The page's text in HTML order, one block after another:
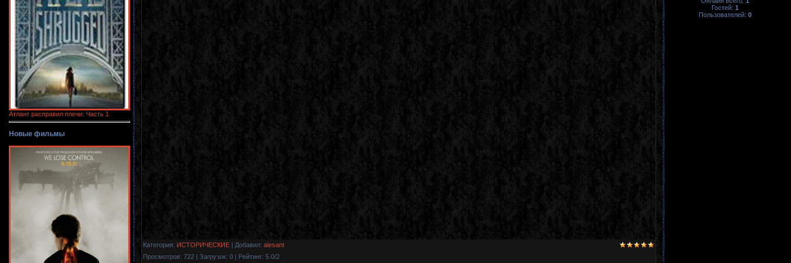
Атлант расправил плечи: Часть 1
Новые фильмы
Категория: ИСТОРИЧЕСКИЕ | Добавил: alesant
Просмотров: 722 | Загрузок: 0 | Рейтинг: 5.0/2
Гостей: 1
Пользователей: 0